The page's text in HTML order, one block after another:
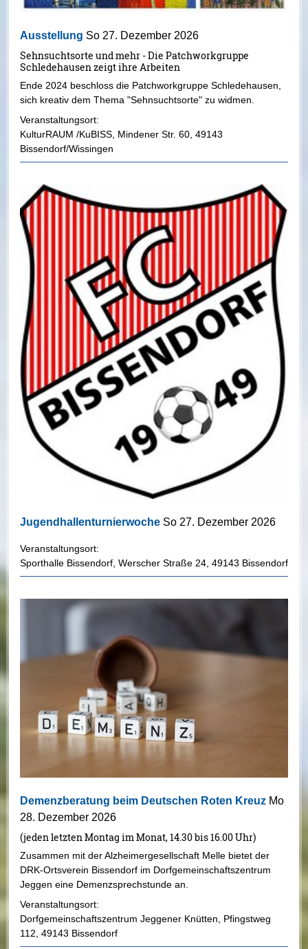
Ausstellung So 27. Dezember 2026
Veranstaltungsort:
KulturRAUM /KuBISS, Mindener Str. 60, 49143
Bissendorf/Wissingen
Sehnsuchtsorte und mehr - Die Patchworkgruppe
Schledehausen zeigt ihre Arbeiten
Ende 2024 beschloss die Patchworkgruppe Schledehausen,
sich kreativ dem Thema "Sehnsuchtsorte" zu widmen.
Jugendhallenturnierwoche So 27. Dezember 2026
Veranstaltungsort:
Sporthalle Bissendorf, Werscher Straße 24, 49143 Bissendorf
Demenzberatung beim Deutschen Roten Kreuz Mo
28. Dezember 2026
Veranstaltungsort:
Dorfgemeinschaftszentrum Jeggener Knütten
Pfingstweg
112 49143 Bissendorf
(jeden letzten Montag im Monat, 14.30 bis 16.00 Uhr)
Zusammen mit der Alzheimergesellschaft Melle bietet der
DRK-Ortsverein Bissendorf im Dorfgemeinschaftszentrum
Jeggen eine Demenzsprechstunde an.